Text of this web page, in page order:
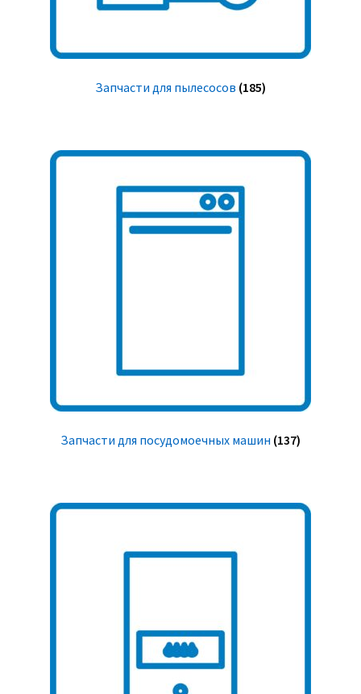
Запчасти для пылесосов (185)
Запчасти для посудомоечных машин (137)